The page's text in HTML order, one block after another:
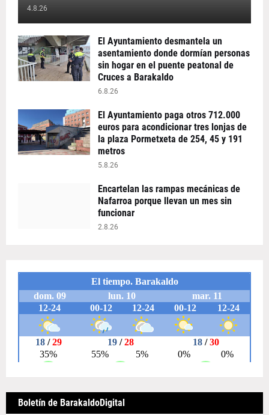
4.8.26
El Ayuntamiento desmantela un
asentamiento donde dormían personas
sin hogar en el puente peatonal de
Cruces a Barakaldo
6.8.26
El Ayuntamiento paga otros 712.000
euros para acondicionar tres lonjas de
la plaza Pormetxeta de 254, 45 y 191
metros
5.8.26
Encartelan las rampas mecánicas de
Nafarroa porque llevan un mes sin
funcionar
2.8.26
Boletín de BarakaldoDigital